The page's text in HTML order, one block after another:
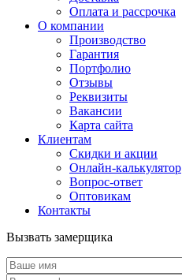
Оплата и рассрочка
О компании
Производство
Гарантия
Портфолио
Отзывы
Реквизиты
Вакансии
Карта сайта
Клиентам
Скидки и акции
Онлайн-калькулятор
Вопрос-ответ
Оптовикам
Контакты
Вызвать замерщика